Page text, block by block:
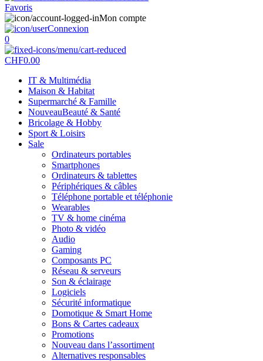
Favoris
Mon compte
Connexion
0
CHF0.00
IT & Multimédia
Maison & Habitat
Supermarché & Famille
NouveauBeauté & Santé
Bricolage & Hobby
Sport & Loisirs
Sale
Ordinateurs portables
Smartphones
Ordinateurs & tablettes
Périphériques & câbles
Téléphone portable et téléphonie
Wearables
TV & home cinéma
Photo & vidéo
Audio
Gaming
Composants PC
Réseau & serveurs
Son & éclairage
Logiciels
Sécurité informatique
Domotique & Smart Home
Bons & Cartes cadeaux
Promotions
Nouveau dans l’assortiment
Alternatives responsables